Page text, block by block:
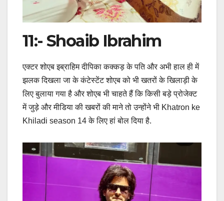
11:- Shoaib Ibrahim
एक्टर शोएब इब्राहिम दीपिका कक्कड़ के पति और अभी हाल ही में
झलक दिखला जा के कंटेस्टेंट शोएब को भी खतरों के खिलाड़ी के
लिए बुलाया गया है और शोएब भी चाहते हैं कि किसी बड़े प्रोजेक्ट
में जुड़े और मीडिया की खबरों की माने तो उन्होंने भी Khatron ke
Khiladi season 14 के लिए हां बोल दिया है.